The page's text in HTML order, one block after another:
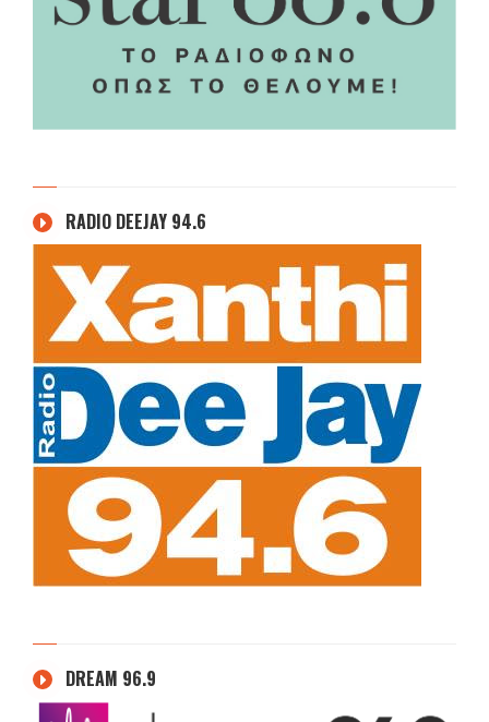
RADIO DEEJAY 94.6
DREAM 96.9